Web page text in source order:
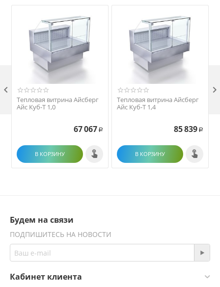
Тепловая витрина Айсберг
Айс Куб-Т 1,0
67 067 Р
В КОРЗИНУ
Тепловая витрина Айсберг
Айс Куб-Т 1,4
85 839 Р
В КОРЗИНУ
 
Будем на связи
ПОДПИШИТЕСЬ НА НОВОСТИ
Кабинет клиента